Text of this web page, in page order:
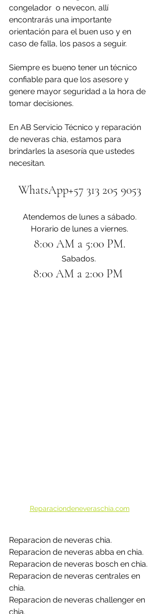
congelador  o nevecon, allí
encontrarás una importante
orientación para el buen uso y en
caso de falla, los pasos a seguir.
Siempre es bueno tener un técnico
confiable para que los asesore y
genere mayor seguridad a la hora de
tomar decisiones.
En AB Servicio Técnico y reparación
de neveras chia, estamos para
brindarles la asesoría que ustedes
necesitan.
WhatsApp+57 313 205 9053
Atendemos de lunes a sábado.
Horario de lunes a viernes.
8:00 AM a 5:00 PM.
Sabados.
8:00 AM a 2:00 PM
Reparaciondeneveraschia.com
Reparacion de neveras chia.
Reparacion de neveras abba en chia.
Reparacion de neveras bosch en chia.
Reparacion de neveras centrales en
chia.
Reparacion de neveras challenger en
chia.